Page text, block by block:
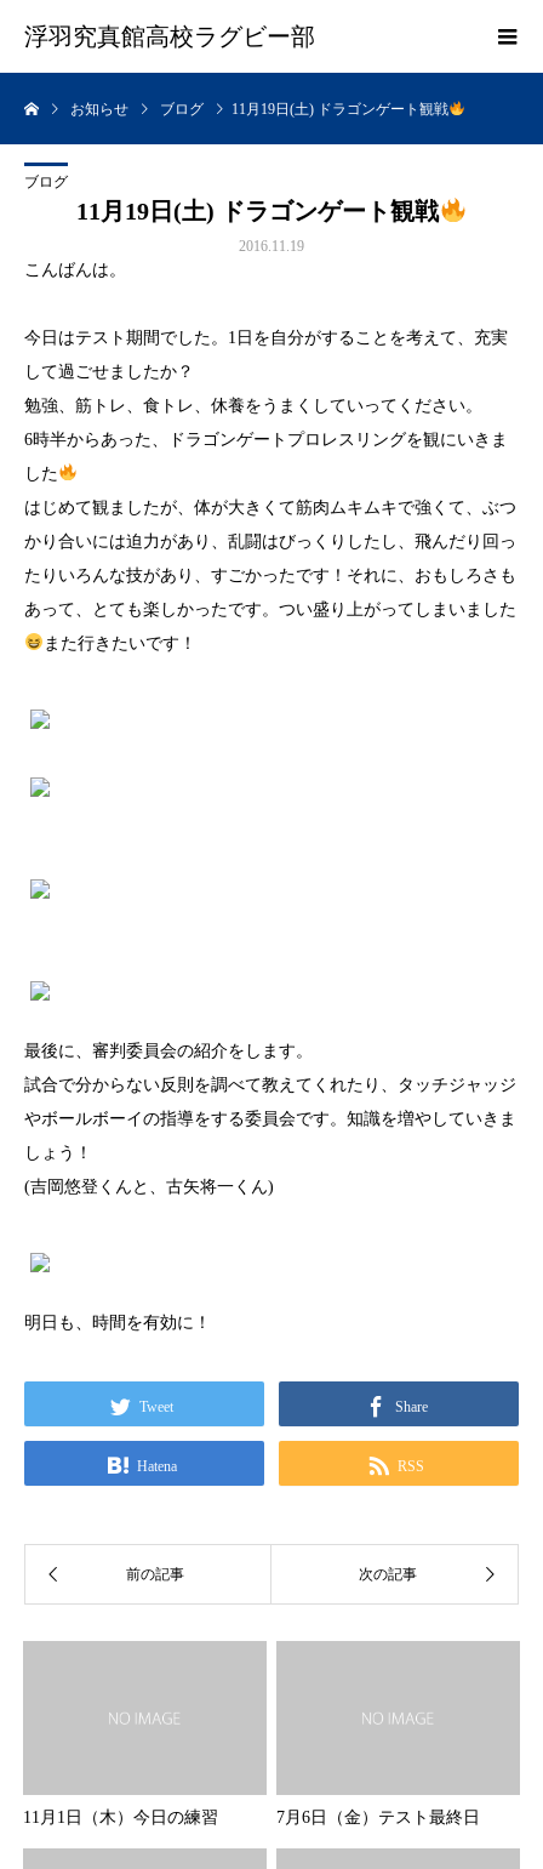
浮羽究真館高校ラグビー部
お知らせ ブログ 11月19日(土) ドラゴンゲート観戦
ブログ
11月19日(土) ドラゴンゲート観戦
2016.11.19
こんばんは。
今日はテスト期間でした。1日を自分がすることを考えて、充実
して過ごせましたか？
勉強、筋トレ、食トレ、休養をうまくしていってください。
6時半からあった、ドラゴンゲートプロレスリングを観にいきま
した
はじめて観ましたが、体が大きくて筋肉ムキムキで強くて、ぶつ
かり合いには迫力があり、乱闘はびっくりしたし、飛んだり回っ
たりいろんな技があり、すごかったです！それに、おもしろさも
あって、とても楽しかったです。つい盛り上がってしまいました
また行きたいです！
最後に、審判委員会の紹介をします。
試合で分からない反則を調べて教えてくれたり、タッチジャッジ
やボールボーイの指導をする委員会です。知識を増やしていきま
しょう！
(吉岡悠登くんと、古矢将一くん)
明日も、時間を有効に！
Tweet Share
Hatena RSS
11月1日（木）今日の練習 7月6日（金）テスト最終日